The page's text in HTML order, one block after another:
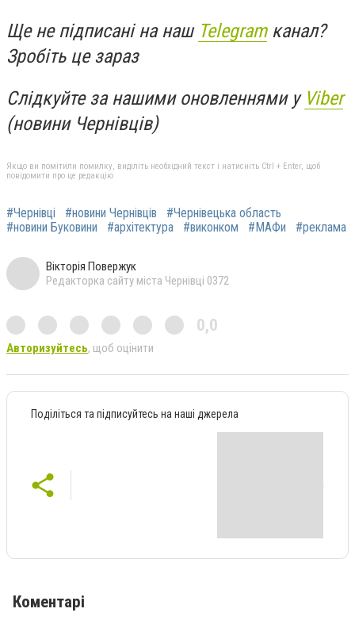
Ще не підписані на наш Telegramканал?
Зробіть це зараз
Слідкуйте за нашими оновленнями у Viber
(новини Чернівців)
Якщо ви помітили помилку, виділіть необхідний текст і натисніть Ctrl + Enter, щоб
повідомити про це редакцію
#Чернівці #новини Чернівців
#Чернівецька область
#новини Буковини
#архітектура #виконком #МАФи #реклама
Вікторія Повержук
Редакторка сайту міста Чернівці 0372
0,0
Авторизуйтесь, щоб оцінити
Поділіться та підписуйтесь на наші джерела
Коментарі